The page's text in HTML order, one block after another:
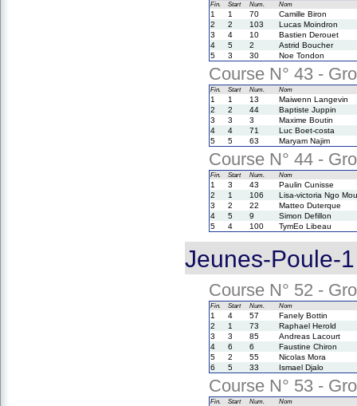
Fin. Start Num. Nom
1 1 70
Camille Biron
2
2 103
Lucas Moindron
3
4 10
Bastien Derouet
4
5 2
Astrid Boucher
5
3 30 Noe Tondon
Course N° 43 -
Fin. Start Num. Nom
1 1 13
Maiwenn Langevin
2
2 44
Baptiste Juppin
3
3 3
Maxime Boutin
4
4 71
Luc Boet-costa
5
5 63 Maryam Najim
Course N° 44 -
Fin. Start Num. Nom
1 3 43
Paulin Cunisse
2
1 106
Lisa-victoria Ngo
3
2 22
Matteo Duterque
4
5 9
Simon Defillon
5
4 100 TymEo Libeau
Jeunes-Poule-
Course N° 52 -
Fin. Start Num. Nom
1 4 57
Fanely Bottin
2
1 73
Raphael Herold
3
3 85
Andreas Lacourt
4
6 6
Faustine Chiron
5
2 55
Nicolas Mora
6
5 33 Ismael Djalo
Course N° 53 -
Fin. Start Num. Nom